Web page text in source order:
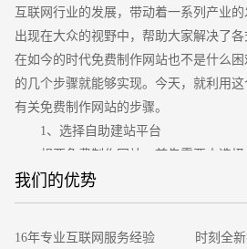
互联网行业的发展，带动着一系列产业
出现在大众的视野中，帮助大家解决了各
在如今的时代免费制作网站也不是什么
的几个步骤就能够实现。今天，就利用
有关免费制作网站的步骤。
1、选择自助建站平台
想要免费制作网站，首先需要去选择
利用自主建站平台建立网站，能够节省下
站平台的使用方式不同，只要按照它规
我们的优势
16年专业互联网服务经验
时刻全
您的预算 1万-3万